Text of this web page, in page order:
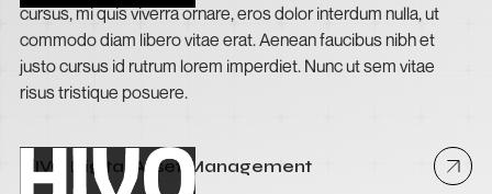
cursus, mi quis viverra ornare, eros dolor interdum nulla, ut
commodo diam libero vitae erat. Aenean faucibus nibh et
justo cursus id rutrum lorem imperdiet. Nunc ut sem vitae
risus tristique posuere.
HIVO Digital Asset Management